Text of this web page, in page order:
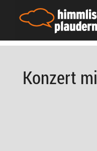
Konzert